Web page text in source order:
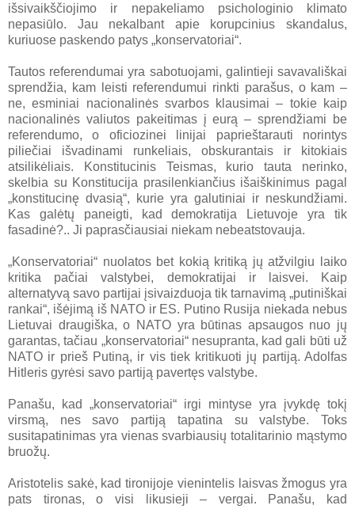
išsivaikščiojimo ir nepakeliamo psichologinio klimato
nepasiūlo. Jau nekalbant apie korupcinius skandalus,
kuriuose paskendo patys „konservatoriai“.
Tautos referendumai yra sabotuojami, galintieji savavališkai
sprendžia, kam leisti referendumui rinkti parašus, o kam –
ne, esminiai nacionalinės svarbos klausimai – tokie kaip
nacionalinės valiutos pakeitimas į eurą – sprendžiami be
referendumo, o oficiozinei linijai paprieštarauti norintys
piliečiai išvadinami runkeliais, obskurantais ir kitokiais
atsilikėliais. Konstitucinis Teismas, kurio tauta nerinko,
skelbia su Konstitucija prasilenkiančius išaiškinimus pagal
„konstitucinę dvasią“, kurie yra galutiniai ir neskundžiami.
Kas galėtų paneigti, kad demokratija Lietuvoje yra tik
fasadinė?.. Ji paprasčiausiai niekam nebeatstovauja.
„Konservatoriai“ nuolatos bet kokią kritiką jų atžvilgiu laiko
kritika pačiai valstybei, demokratijai ir laisvei. Kaip
alternatyvą savo partijai įsivaizduoja tik tarnavimą „putiniškai
rankai“, išėjimą iš NATO ir ES. Putino Rusija niekada nebus
Lietuvai draugiška, o NATO yra būtinas apsaugos nuo jų
garantas, tačiau „konservatoriai“ nesupranta, kad gali būti už
NATO ir prieš Putiną, ir vis tiek kritikuoti jų partiją. Adolfas
Hitleris gyrėsi savo partiją pavertęs valstybe.
Panašu, kad „konservatoriai“ irgi mintyse yra įvykdę tokį
virsmą, nes savo partiją tapatina su valstybe. Toks
susitapatinimas yra vienas svarbiausių totalitarinio mąstymo
bruožų.
Aristotelis sakė, kad tironijoje vienintelis laisvas žmogus yra
pats tironas, o visi likusieji – vergai. Panašu, kad